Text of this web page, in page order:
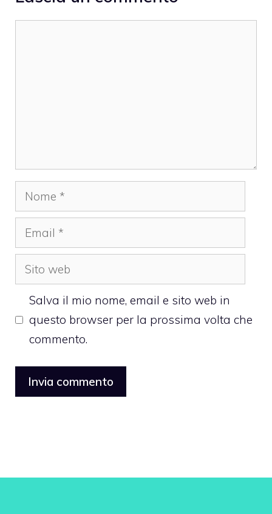
Nome
Email
Sito
web
Salva il mio nome, email e sito web in
questo browser per la prossima volta che
commento.